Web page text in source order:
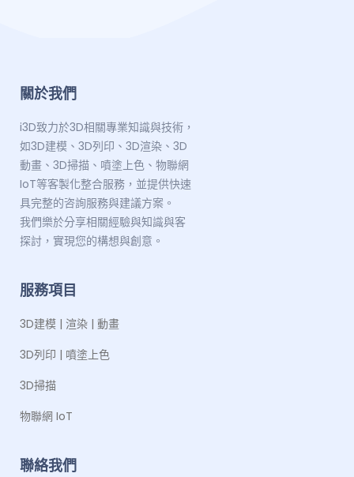
關於我們
i3D致力於3D相關專業知識與技術，
如3D建模、3D列印、3D渲染、3D
動畫、3D掃描、噴塗上色、物聯網
IoT等客製化整合服務，並提供快速
具完整的咨詢服務與建議方案。
我們樂於分享相關經驗與知識與客
探討，實現您的構想與創意。
服務項目
3D建模 | 渲染 | 動畫
3D列印 | 噴塗上色
3D掃描
物聯網 IoT
聯絡我們